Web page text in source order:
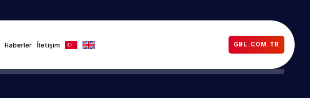
Haberler İletişim GBL.COM.TR